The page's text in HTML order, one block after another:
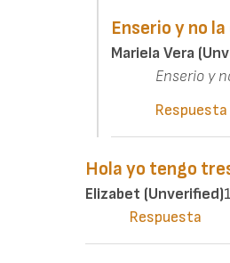
Enserio y no
Mariela Vera
Enserio y
Respuesta
Hola yo tengo
Elizabet (unverified)
Respuesta